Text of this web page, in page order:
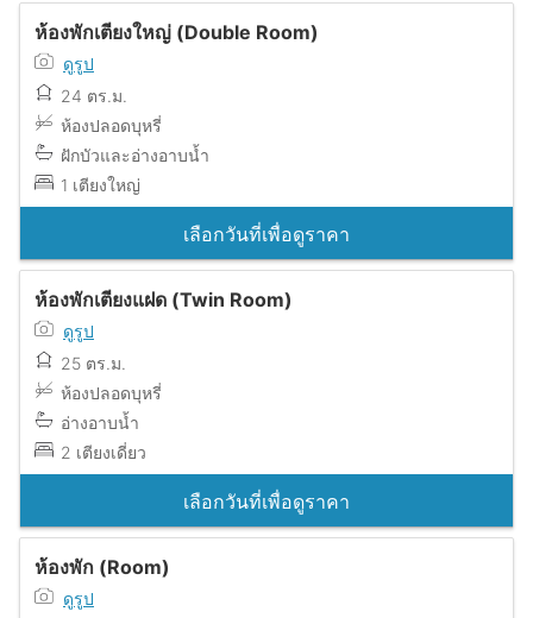
ห้องพักเตียงใหญ่ (Double Room)
ดูรูป
24 ตร.ม.
ห้องปลอดบุหรี่
ฝักบัวและอ่างอาบน้ำ
1 เตียงใหญ่
เลือกวันที่เพื่อดูราคา
ห้องพักเตียงแฝด (Twin Room)
ดูรูป
25 ตร.ม.
ห้องปลอดบุหรี่
อ่างอาบน้ำ
2 เตียงเดี่ยว
เลือกวันที่เพื่อดูราคา
ห้องพัก (Room)
ดูรูป